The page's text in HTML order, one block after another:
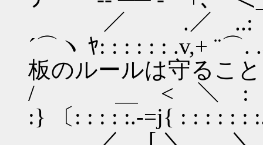
／ .／ ..:〔
´⌒ヽ ﾔ: : : : : :
板のルールは守るこ
/ ＿ < ＼ :〔ﾊ(
:} 〔: : : : :.-=j{ : : : : : :